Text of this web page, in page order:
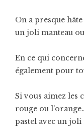
On a presque
un joli manteau
En ce qui
également pour
Si vous aimez les
rouge ou
pastel avec un joli